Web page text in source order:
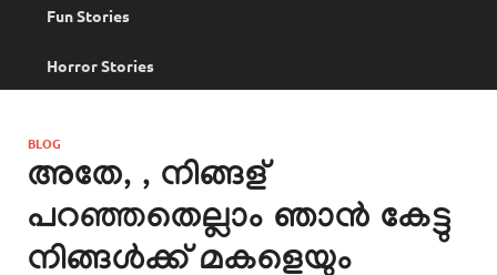
Fun Stories
Horror Stories
BLOG
അതേ, , നിങ്ങള്
പറഞ്ഞതെല്ലാം ഞാൻ കേട്ടു
നിങ്ങൾക്ക് മകളെയും